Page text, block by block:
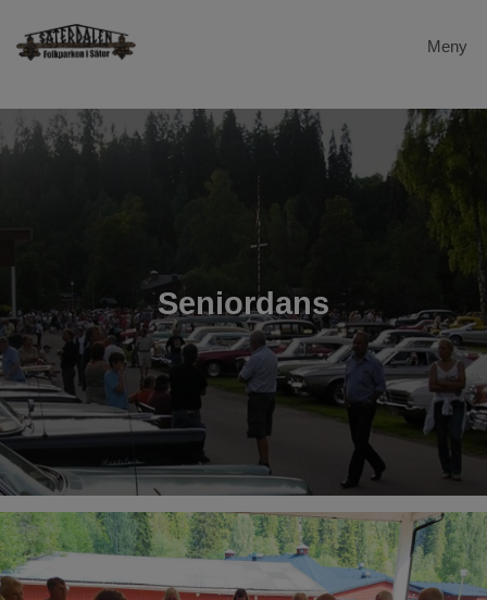
Hem
Galleri
Gevalia
Länkar
Kontakta oss
Barnens dal
Meny
Seniordans